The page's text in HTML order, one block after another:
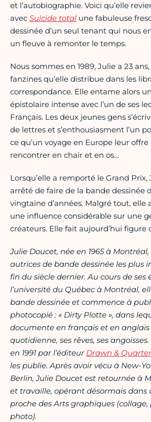
et l’autobiographie. Voici qu’elle
avec Suicide total une fabuleuse
dessinée d’un seul tenant qui nous
un fleuve à remonter le temps.
Nous sommes en 1989, Julie a 23
fanzines qu’elle distribue dans les
correspondance. Elle entame alors
épistolaire intense avec l’un de ses
Français. Les deux jeunes gens
de lettres et s’enthousiasment l’un
ce qu’un voyage en Europe leur offre
rencontrer en chair et en os…
Lorsqu’elle a remporté le Grand
arrêté de faire de la bande dessinée
vingtaine d’années. Malgré tout, elle
une influence considérable sur une
créateurs. Elle fait aujourd’hui figure
Julie Doucet, née en 1965 à Montréal,
autrices de bande dessinée les plus
fin du siècle dernier. Au cours de ses
l’université du Québec à Montréal,
bande dessinée et commence à
photocopié : « Dirty Plotte », dans
documente en français et en anglais
quotidienne, ses rêves, ses
en 1991 par l’éditeur Drawn &
les publie. Après avoir vécu à New-
Berlin, Julie Doucet est retournée à
et travaille, opérant désormais dans
proche des Arts graphiques (collage,
photo).